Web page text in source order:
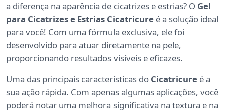
a diferença na aparência de cicatrizes e estrias? O Gel
para Cicatrizes e Estrias Cicatricure é a solução ideal
para você! Com uma fórmula exclusiva, ele foi
desenvolvido para atuar diretamente na pele,
proporcionando resultados visíveis e eficazes.
Uma das principais características do Cicatricure é a
sua ação rápida. Com apenas algumas aplicações, você
poderá notar uma melhora significativa na textura e na